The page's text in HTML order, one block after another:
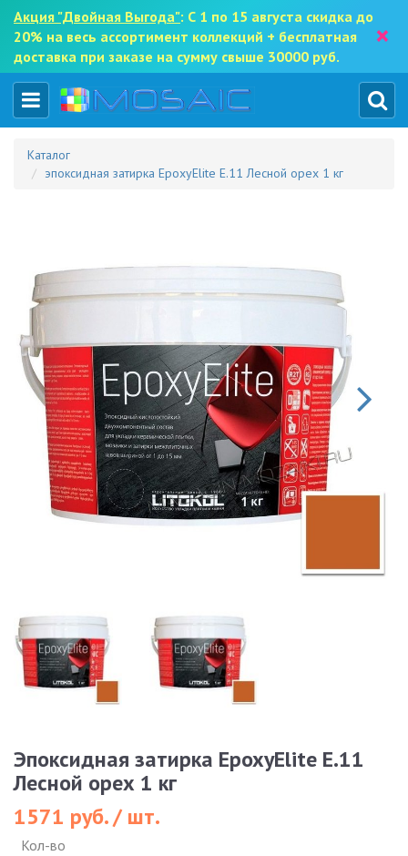
Акция "Двойная Выгода": С 1 по 15 августа скидка до
20% на весь ассортимент коллекций + бесплатная
доставка при заказе на сумму свыше 30000 руб.
×
Каталог
эпоксидная затирка EpoxyElite E.11 Лесной орех 1 кг
Эпоксидная затирка EpoxyElite E.11
Лесной орех 1 кг
1571 руб. / шт.
Кол-во